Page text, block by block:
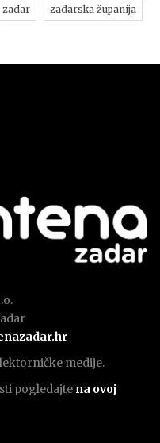
zadar zadarska županija
medije.
pogledajte na ovoj